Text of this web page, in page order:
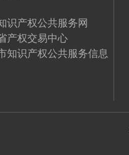
识产权公共服务网
产权交易中心
知识产权公共服务信息